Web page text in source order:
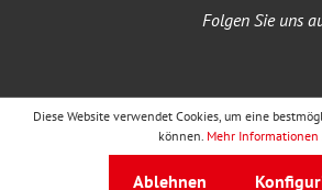
Folgen Sie uns
Diese Website verwendet Cookies, um eine
können. Mehr Informationen
Ablehnen